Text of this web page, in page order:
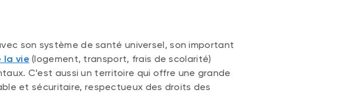
son système de santé universel, son important
la vie (logement, transport, frais de scolarité)
C’est aussi un territoire qui offre une grande
et sécuritaire, respectueux des droits des